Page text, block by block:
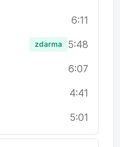
6:11
zdarma
5:48
6:07
4:41
5:01